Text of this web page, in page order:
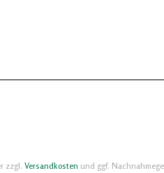
zzgl. Versandkosten und ggf.